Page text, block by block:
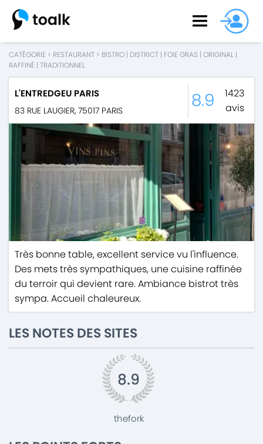
CATÉGORIE > RESTAURANT > BISTRO | DISTRICT | FOIE GRAS | ORIGINAL |
RAFFINÉ | TRADITIONNEL
L'ENTREDGEU PARIS
83 RUE LAUGIER, 75017 PARIS 8.9
1423
avis
Très bonne table, excellent service vu l'influence.
Des mets très sympathiques, une cuisine raffinée
du terroir qui devient rare. Ambiance bistrot très
sympa. Accueil chaleureux.
LES NOTES DES SITES
8.9
thefork